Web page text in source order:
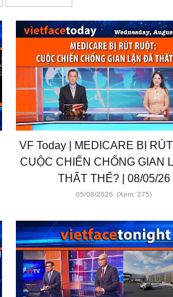
VF Today | MEDICARE BỊ
CUỘC CHIẾN CHỐNG GIAN
THẤT THẾ? | 08/05/26
05/08/2026 (Xem: 275)